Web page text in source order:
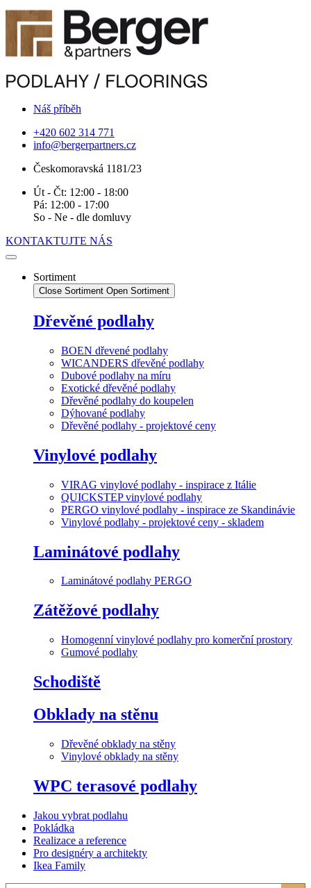
Náš příběh
+420 602 314 771
info@bergerpartners.cz
Českomoravská 1181/23
Út - Čt: 12:00 - 18:00
Pá: 12:00 - 17:00
So - Ne - dle domluvy
KONTAKTUJTE NÁS
Sortiment
Close Sortiment Open Sortiment
Dřevěné podlahy
BOEN dřevené podlahy
WICANDERS dřevěné podlahy
Dubové podlahy na míru
Exotické dřevěné podlahy
Dřevěné podlahy do koupelen
Dýhované podlahy
Dřevěné podlahy - projektové ceny
Vinylové podlahy
VIRAG vinylové podlahy - inspirace z Itálie
QUICKSTEP vinylové podlahy
PERGO vinylové podlahy - inspirace ze Skandinávie
Vinylové podlahy - projektové ceny - skladem
Laminátové podlahy
Laminátové podlahy PERGO
Zátěžové podlahy
Homogenní vinylové podlahy pro komerční prostory
Gumové podlahy
Schodiště
Obklady na stěnu
Dřevěné obklady na stěny
Vinylové obklady na stěny
WPC terasové podlahy
Jakou vybrat podlahu
Pokládka
Realizace a reference
Pro designéry a architekty
Ikea Family